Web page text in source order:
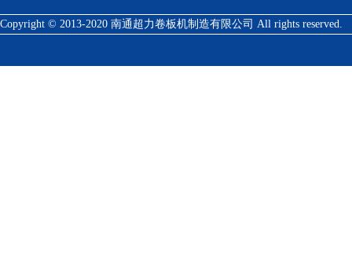
Copyright © 2013-2020 南通超力卷板机制造有限公司 All rights reserved.